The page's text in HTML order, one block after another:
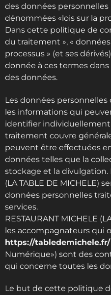
des données
dénommées «lois sur la
Dans cette politique de
du traitement », «
processus » (et ses
donnée à ces termes
des données.
Les données
les informations qui
identifier
traitement couvre
peuvent être effectuées
données telles que la
stockage et la divulgation.
(LA TABLE DE MICHELE)
données personnelles
services.
RESTAURANT MICHELE
les accompagnateurs qui
https://tabledemichele.fr/
Numérique») sont des
qui concerne toutes les
Le but de cette politique